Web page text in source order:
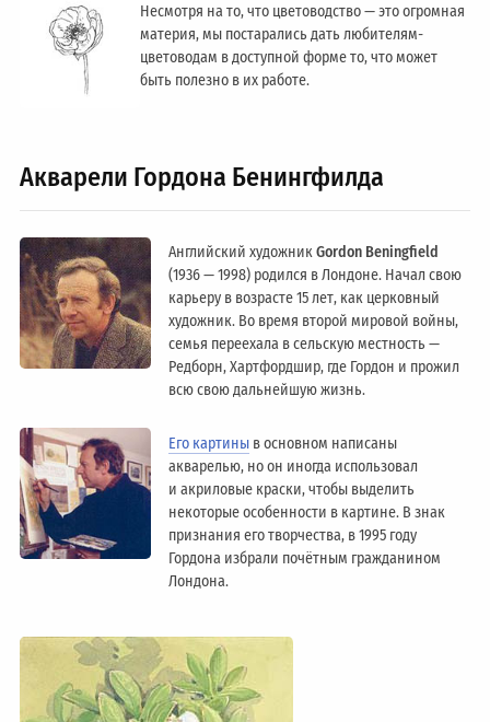
Несмотря на то, что цветоводство — это огромная
материя, мы постарались дать любителям-
цветоводам в доступной форме то, что может
быть полезно в их работе.
Акварели Гордона Бенингфилда
Английский художникGordon Beningfield
(1936 — 1998) родился в Лондоне. Начал свою
карьеру в возрасте 15 лет, как церковный
художник. Во время второй мировой войны,
семья переехала в сельскую местность —
Редборн, Хартфордшир, где Гордон и прожил
всю свою дальнейшую жизнь.
Его картины в основном написаны
акварелью, но он иногда использовал
и акриловые краски, чтобы выделить
некоторые особенности в картине. В знак
признания его творчества, в 1995 году
Гордона избрали почётным гражданином
Лондонa.